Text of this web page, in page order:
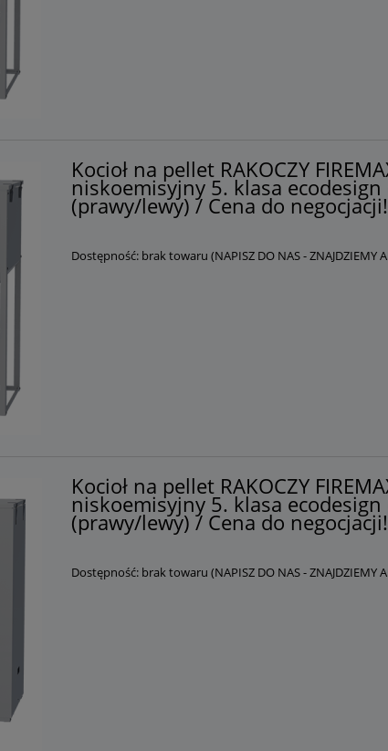
Kocioł na pellet RAKOCZY
niskoemisyjny 5. klasa
(prawy/lewy) / Cena do negocjacji!
Dostępność: brak towaru (NAPISZ DO NAS - ZNAJDZIEMY
Kocioł na pellet RAKOCZY
niskoemisyjny 5. klasa
(prawy/lewy) / Cena do negocjacji!
Dostępność: brak towaru (NAPISZ DO NAS - ZNAJDZIEMY